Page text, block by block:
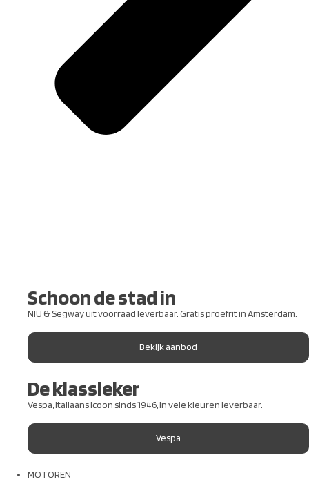
Schoon de stad in
NIU & Segway uit voorraad leverbaar. Gratis proefrit in Amsterdam.
Bekijk aanbod
De klassieker
Vespa, Italiaans icoon sinds 1946, in vele kleuren leverbaar.
Vespa
MOTOREN